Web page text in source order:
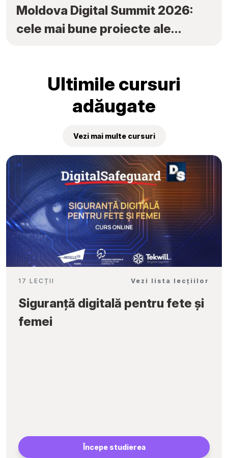
Moldova Digital Summit 2026:
cele mai bune proiecte ale
Ultimile cursuri
adăugate
Vezi mai multe cursuri
17 LECȚII Vezi lista lecțiilor
Siguranță digitală pentru fete și
femei
Începe studierea